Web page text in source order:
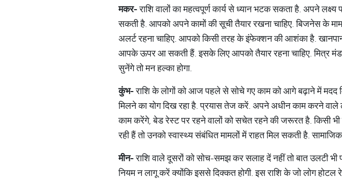
मकर-राशि वालों का महत्वपूर्ण कार्य से ध्यान भटक सकता है. अपने
सकती है. आपको अपने कामों की सूची तैयार रखना चाहिए. बिजनेस के
अलर्ट रहना चाहिए. आपको किसी तरह के इंफेक्शन की आशंका है. खानपान
आपके ऊपर आ सकती हैं. इसके लिए आपको तैयार रहना चाहिए. मित्र
सुनेंगे तो मन हल्का होगा.
कुंभ-राशि के लोगों को आज पहले से सोचे गए काम को आगे बढ़ाने में मदद
मिलने का योग दिख रहा है. प्रयास तेज करें. अपने अधीन काम करने वाले
काम करेंगे, बेड रेस्ट पर रहने वालों को सचेत रहने की जरूरत है. किसी भी
रही हैं तो उनको स्वास्थ्य संबंधित मामलों में राहत मिल सकती है.
मीन-राशि वाले दूसरों को सोच-समझ कर सलाह दें नहीं तो बात उलटी
नियम न लागू करें क्योंकि इससे दिक्कत होगी. इस राशि के जो लोग